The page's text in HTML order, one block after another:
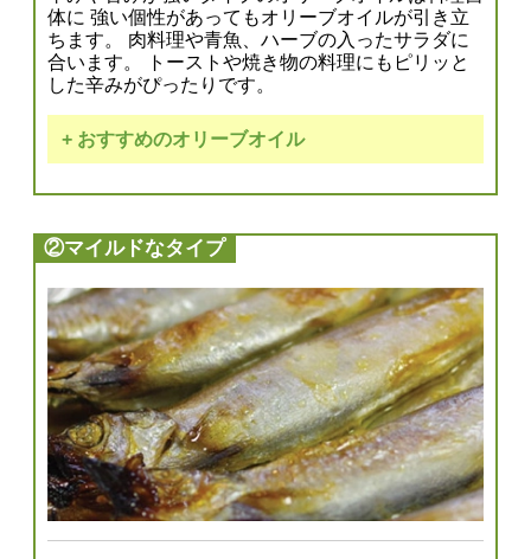
体に 強い個性があってもオリーブオイルが引き立
ちます。 肉料理や青魚、ハーブの入ったサラダに
合います。 トーストや焼き物の料理にもピリッと
した辛みがぴったりです。
+ おすすめのオリーブオイル
ご購入はこちら
②マイルドなタイプ